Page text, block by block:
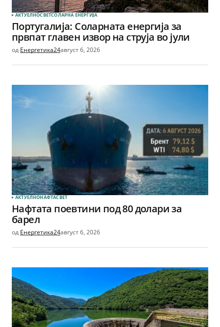
АКТУЕЛНОСВЕТСОЛАРНА EНЕРГИЈА
Португалија: Соларната енергија за
првпат главен извор на струја во јули
од Енергетика24август 6, 2026
АКТУЕЛНОНАФТАСВЕТ
Нафтата поевтини под 80 долари за
барел
од Енергетика24август 6, 2026